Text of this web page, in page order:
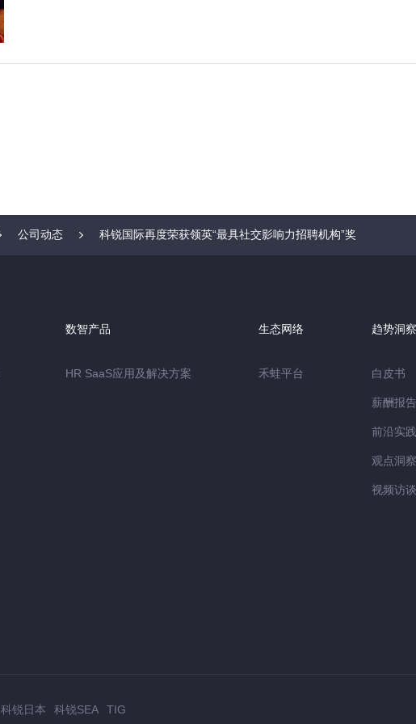
公司动态 科锐国际再度荣获领英“最具社交影响力招聘机构”奖
数智产品
HR SaaS应用及解决方案
生态网络
禾蛙平台
趋势洞察
白皮书
薪酬报告
前沿实践
观点洞察
视频访谈
科锐日本 科锐SEA TIG